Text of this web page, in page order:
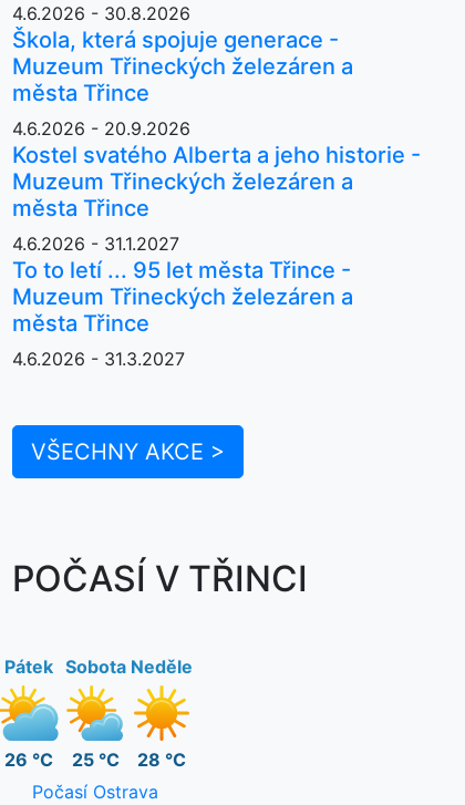
4.6.2026 - 30.8.2026
Škola, která spojuje generace -
Muzeum Třineckých železáren a
města Třince
4.6.2026 - 20.9.2026
Kostel svatého Alberta a jeho historie -
Muzeum Třineckých železáren a
města Třince
4.6.2026 - 31.1.2027
To to letí ... 95 let města Třince -
Muzeum Třineckých železáren a
města Třince
4.6.2026 - 31.3.2027
VŠECHNY AKCE >
POČASÍ V TŘINCI
Pátek
26 °C
Sobota
25 °C
Neděle
28 °C
Počasí Ostrava